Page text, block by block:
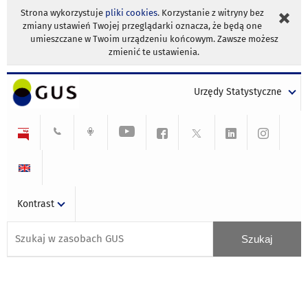
Strona wykorzystuje pliki cookies. Korzystanie z witryny bez
zmiany ustawień Twojej przeglądarki oznacza, że będą one
umieszczane w Twoim urządzeniu końcowym. Zawsze możesz
zmienić te ustawienia.
Urzędy Statystyczne
Kontrast